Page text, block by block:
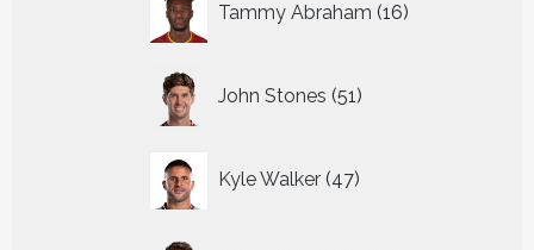
Tammy Abraham 16
producten
John Stones 51
producten
Kyle Walker 47
producten